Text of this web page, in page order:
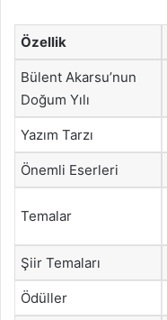
Özellik
Bülent Akarsu’nun
Doğum Yılı
Yazım Tarzı
Önemli Eserleri
Temalar
Şiir Temaları
Ödüller